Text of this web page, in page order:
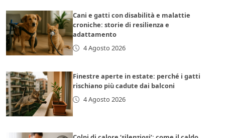
Cani e gatti con disabilità e malattie
croniche: storie di resilienza e
adattamento
4 Agosto 2026
Finestre aperte in estate: perché i gatti
rischiano più cadute dai balconi
4 Agosto 2026